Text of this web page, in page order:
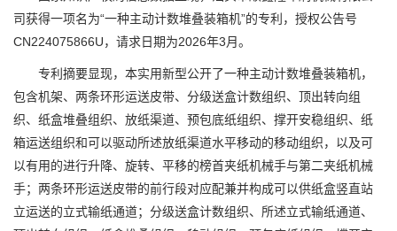
司获得一项名为“一种主动计数堆叠装箱机”的专利，授权公告号
CN224075866U，请求日期为2026年3月。
专利摘要显现，本实用新型公开了一种主动计数堆叠装箱机，
包含机架、两条环形运送皮带、分级送盒计数组织、顶出转向组
织、纸盒堆叠组织、放纸渠道、预包底纸组织、撑开安稳组织、纸
箱运送组织和可以驱动所述放纸渠道水平移动的移动组织，以及可
以有用的进行升降、旋转、平移的榜首夹纸机械手与第二夹纸机械
手；两条环形运送皮带的前行段对应配兼并构成可以供纸盒竖直站
立运送的立式输纸通道；分级送盒计数组织、所述立式输纸通道、